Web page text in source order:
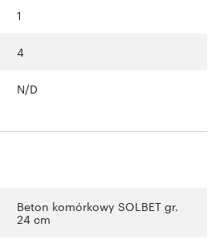
1
4
N/D
Beton komórkowy SOLBET gr.
24 cm